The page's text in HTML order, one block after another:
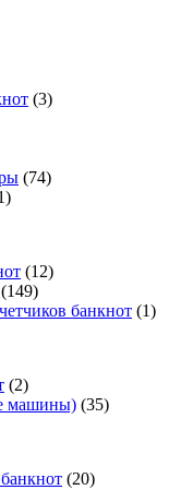
(3)
(74)
(12)
(149)
банкнот (1)
(2)
машины) (35)
(20)